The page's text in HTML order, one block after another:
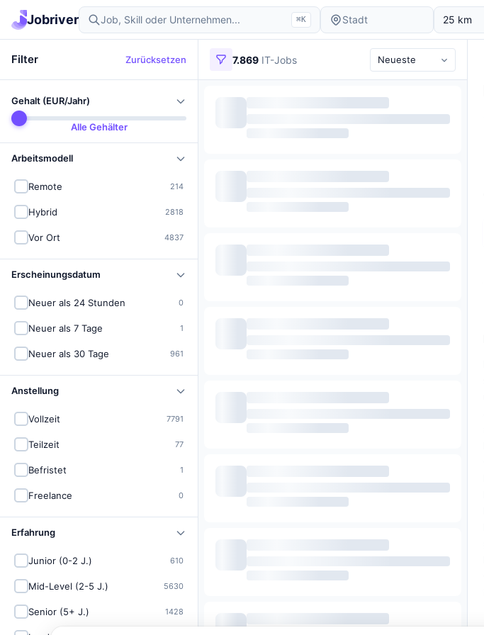
Jobriver ⌘K
Filter Zurücksetzen
Gehalt (EUR/Jahr)
Alle Gehälter
Arbeitsmodell
Remote 214
Hybrid 2818
Vor Ort 4837
Erscheinungsdatum
Neuer als 24 Stunden 0
Neuer als 7 Tage 1
Neuer als 30 Tage 961
Anstellung
Vollzeit 7791
Teilzeit 77
Befristet 1
Freelance 0
Erfahrung
Junior (0-2 J.) 610
Mid-Level (2-5 J.) 5630
Senior (5+ J.) 1428
7.869 IT-Jobs